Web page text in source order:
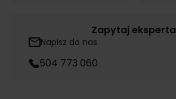
Zapytaj eksperta
Napisz do nas
504 773 060